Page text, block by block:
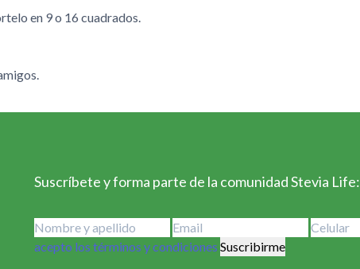
en 9 o 16 cuadrados.
Suscríbete y forma parte de la comunidad Stevia Life:
acepto los términos y condiciones